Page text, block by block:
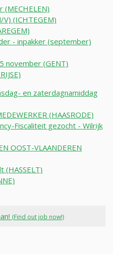
V) (ICHTEGEM)
- inpakker (september)
november (GENT)
en zaterdagnamiddag
(HAASRODE)
Fiscaliteit gezocht - Wilrijk
OOST-VLAANDEREN
(HASSELT)
(Find out job now!)